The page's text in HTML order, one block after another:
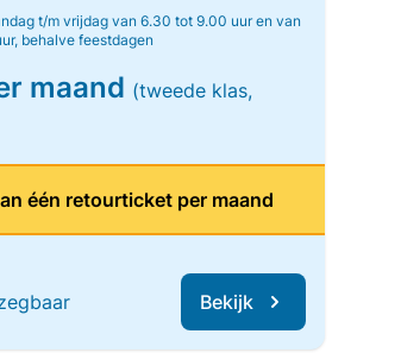
t/m vrijdag van 6.30 tot 9.00 uur en van
behalve feestdagen
maand (tweede klas,
één retourticket per maand
Bekijk